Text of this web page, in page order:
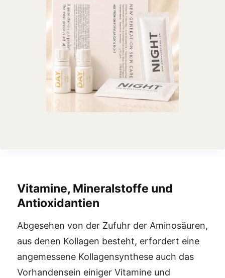
Vitamine, Mineralstoffe und
Antioxidantien
Abgesehen von der Zufuhr der Aminosäuren,
aus denen Kollagen besteht, erfordert eine
angemessene Kollagensynthese auch das
Vorhandensein einiger Vitamine und